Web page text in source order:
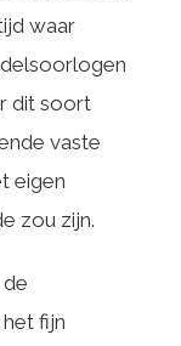
waar
dit soort
vaste
eigen
zou zijn.
fijn